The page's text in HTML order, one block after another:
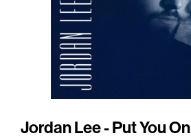
Live Room
Gears & Instruments
Music
Jordan Lee - Put You On